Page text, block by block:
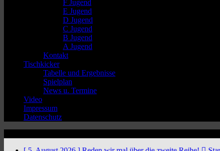
F Jugend
E Jugend
D Jugend
C Jugend
B Jugend
A Jugend
Kontakt
Tischkicker
Tabelle und Ergebnisse
Spielplan
News u. Termine
Video
Impressum
Datenschutz